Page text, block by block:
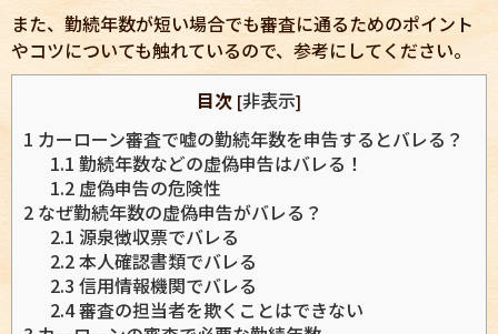
また、勤続年数が短い場合でも審査に通るためのポイント
やコツについても触れているので、参考にしてください。
目次 [非表示]
1 カーローン審査で嘘の勤続年数を申告するとバレる？
1.1 勤続年数などの虚偽申告はバレる！
1.2 虚偽申告の危険性
2 なぜ勤続年数の虚偽申告がバレる？
2.1 源泉徴収票でバレる
2.2本人確認書類でバレる
2.3 信用情報機関でバレる
2.4審査の担当者を欺くことはできない